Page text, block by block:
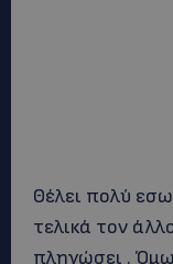
Θέλει πολύ
τελικά τον
πληγώσει .